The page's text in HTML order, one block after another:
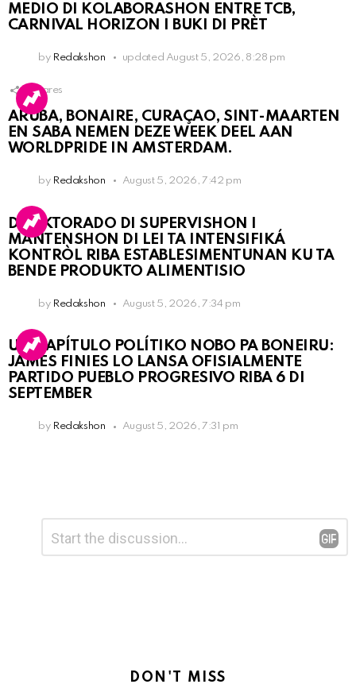
MEDIO DI KOLABORASHON ENTRE TCB,
CARNIVAL HORIZON I BUKI DI PRÈT
by Redakshon updated August 5, 2026, 8:28 pm
Shares
ARUBA, BONAIRE, CURAÇAO, SINT-MAARTEN
EN SABA NEMEN DEZE WEEK DEEL AAN
WORLDPRIDE IN AMSTERDAM.
by Redakshon August 5, 2026, 7:42 pm
DIREKTORADO DI SUPERVISHON I
MANTENSHON DI LEI TA INTENSIFIKÁ
KONTRÒL RIBA ESTABLESIMENTUNAN KU TA
BENDE PRODUKTO ALIMENTISIO
by Redakshon August 5, 2026, 7:34 pm
UN KAPÍTULO POLÍTIKO NOBO PA BONEIRU:
JAMES FINIES LO LANSA OFISIALMENTE
PARTIDO PUEBLO PROGRESIVO RIBA 6 DI
SEPTEMBER
by Redakshon August 5, 2026, 7:31 pm
Reply
DON'T MISS